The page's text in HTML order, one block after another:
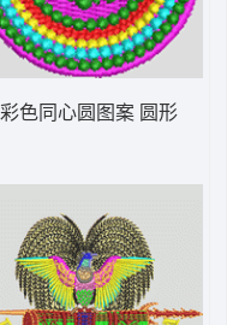
彩色同心圆图案 圆形